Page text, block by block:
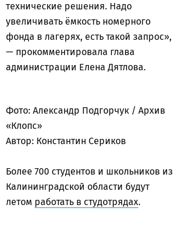
технические решения. Надо
увеличивать ёмкость номерного
фонда в лагерях, есть такой запрос»,
— прокомментировала глава
администрации Елена Дятлова.
Фото: Александр Подгорчук / Архив
«Клопс»
Автор: Константин Сериков
Более 700 студентов и школьников из
Калининградской области будут
летом работать в студотрядах.